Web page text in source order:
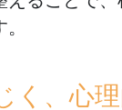
く、心